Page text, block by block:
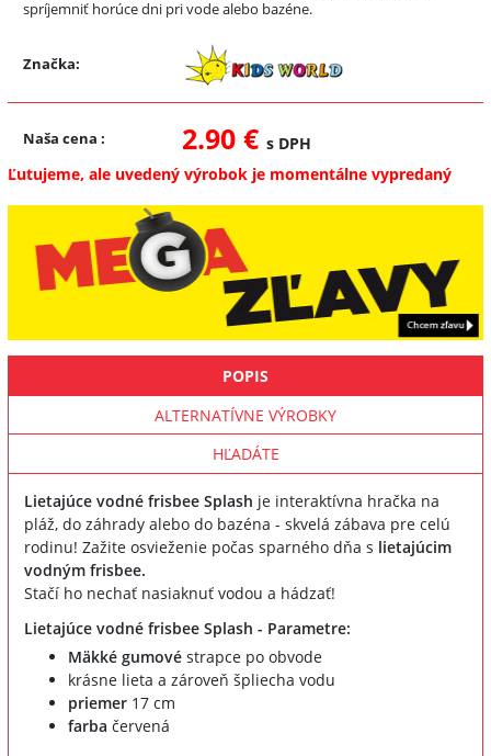
spríjemniť horúce dni pri vode alebo bazéne.
Značka:
Naša cena : 2.90 € s DPH
Ľutujeme, ale uvedený výrobok je momentálne vypredaný
POPIS
ALTERNATÍVNE VÝROBKY
HĽADÁTE
Lietajúce vodné frisbee Splash je interaktívna hračka na
pláž, do záhrady alebo do bazéna - skvelá zábava pre celú
rodinu! Zažite osvieženie počas sparného dňa s lietajúcim
vodným frisbee.
Stačí ho nechať nasiaknuť vodou a hádzať!
Lietajúce vodné frisbee Splash - Parametre:
Mäkké gumové strapce po obvode
krásne lieta a zároveň špliecha vodu
priemer 17 cm
farba červená